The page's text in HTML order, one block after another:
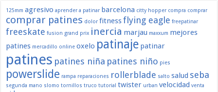
125mm agresivo aprender a patinar barcelona citty hopper compra comprar
comprar patines dolor fitnessflying eagle freepatinar
freeskate fusion grand prix inercia marjau maxxum mejores
patines mercadillo online oxelo patinaje patinar
patines patines niña patines niño pies
powerslide rampa reparaciones rollerblade salto salud seba
segunda mano slomo tornillos truco tutorial twister urban velocidad venta